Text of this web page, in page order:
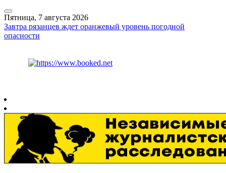
Пятница, 7 августа 2026
Завтра рязанцев ждет оранжевый уровень погодной
опасности